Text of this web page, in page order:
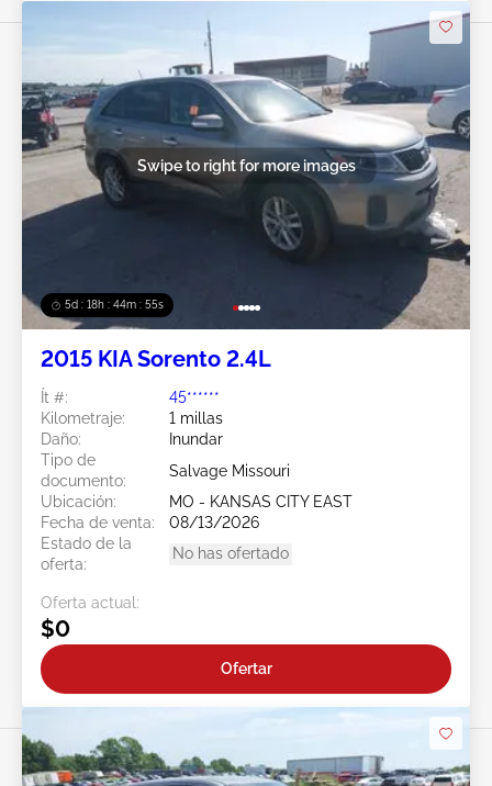
5d : 18h : 44m : 52s
Swipe to right for more images
2015 KIA Sorento 2.4L
Ít #:
45******
Kilometraje:
1 millas
Daño:
Inundar
Tipo de
documento:
Salvage Missouri
Ubicación:
MO - KANSAS CITY EAST
Fecha de venta:
08/13/2026
Estado de la
oferta:
No has ofertado
Oferta actual:
$0
Ofertar